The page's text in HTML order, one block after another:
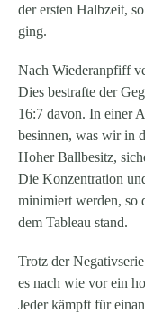
der ersten Halbzeit,
ging.
Nach Wiederanpfiff
Dies bestrafte der
16:7 davon. In einer
besinnen, was wir in
Hoher Ballbesitz,
Die Konzentration
minimiert werden, so
dem Tableau stand.
Trotz der
es nach wie vor ein
Jeder kämpft für